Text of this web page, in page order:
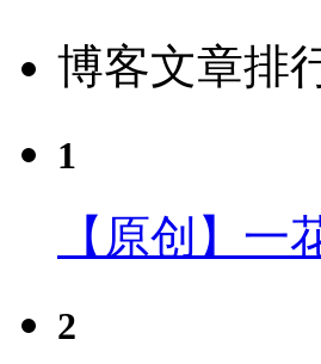
博客文章排
1
【原创】
2